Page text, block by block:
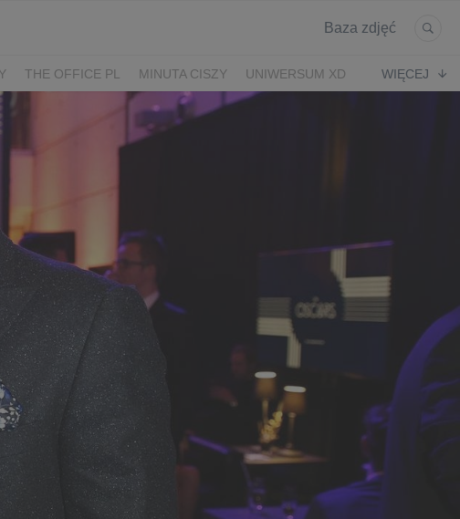
Baza zdjęć
THE OFFICE PL MINUTA CISZY
UNIWERSUM XD
POWRÓT
WIĘCEJ